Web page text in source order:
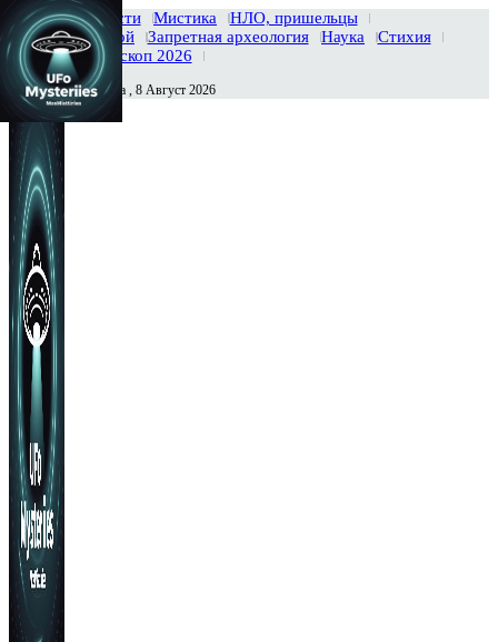
Главная Новости Мистика
НЛО, пришельцы
Тайны вселенной
Запретная археология Наука
Стихия
История
Гороскоп 2026
Сегодня Суббота , 8 Август 2026